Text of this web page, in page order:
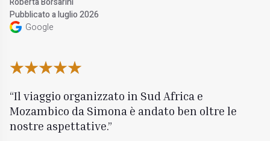
Pubblicato a luglio 2026
Google
Il viaggio organizzato in Sud Africa e
Mozambico da Simona è andato ben oltre le
nostre aspettative.